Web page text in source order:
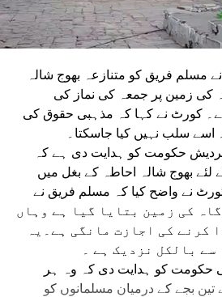
مسلم فریق کو متنازعہ بھوج شالہ
کی زمین پر جمعہ کی نماز کی
کورٹ نے کہا کہ مذہبی حقوق کی
اسے سلب نہیں کیا جاسکتا۔
حکومت کو ہدایت دی ہے کہ
بھوج شالہ احاطہ کے بغل میں
نے واضح کیا کہ مسلم فریق نے
درگاہ کی زمین بتایا گیا ہے وہاں
کرنے کی اجازت مانگی ہے۔یہ
بالکل نزدیک ہے ۔
حکومت کو ہدایت دی کہ وہ ہر
بجے کے درمیان مسلمانوں کو